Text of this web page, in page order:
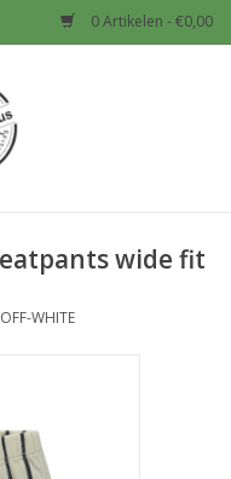
0 Artikelen - €0,00
wide fit
WHITE